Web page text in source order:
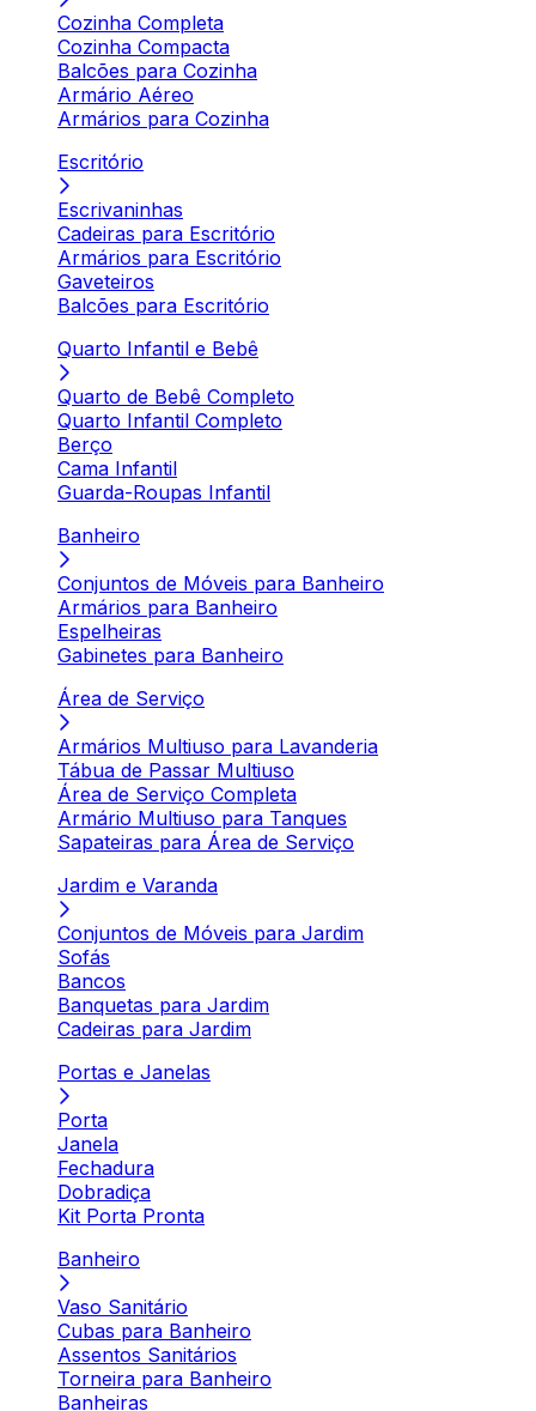
Cozinha Completa
Cozinha Compacta
Balcões para Cozinha
Armário Aéreo
Armários para Cozinha
Escritório
Escrivaninhas
Cadeiras para Escritório
Armários para Escritório
Gaveteiros
Balcões para Escritório
Quarto Infantil e Bebê
Quarto de Bebê Completo
Quarto Infantil Completo
Berço
Cama Infantil
Guarda-Roupas Infantil
Banheiro
Conjuntos de Móveis para Banheiro
Armários para Banheiro
Espelheiras
Gabinetes para Banheiro
Área de Serviço
Armários Multiuso para Lavanderia
Tábua de Passar Multiuso
Área de Serviço Completa
Armário Multiuso para Tanques
Sapateiras para Área de Serviço
Jardim e Varanda
Conjuntos de Móveis para Jardim
Sofás
Bancos
Banquetas para Jardim
Cadeiras para Jardim
Portas e Janelas
Porta
Janela
Fechadura
Dobradiça
Kit Porta Pronta
Banheiro
Vaso Sanitário
Cubas para Banheiro
Assentos Sanitários
Torneira para Banheiro
Banheiras